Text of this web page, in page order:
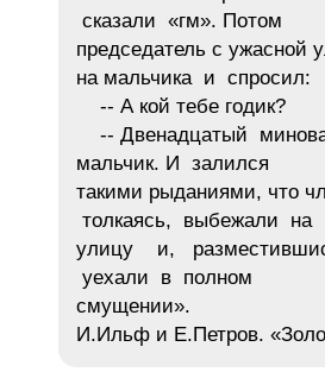
сказали «гм». Потом
председатель с ужасной
на мальчика и спросил:
-- А кой тебе годик?
-- Двенадцатый
мальчик. И залился
такими рыданиями, что
толкаясь, выбежали на
улицу и,
уехали в полном
смущении».
И.Ильф и Е.Петров.